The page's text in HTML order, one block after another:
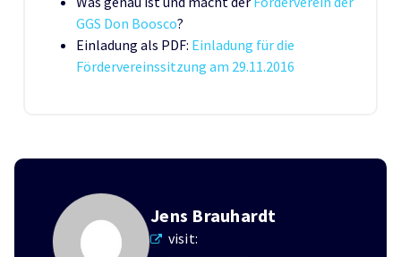
GGS Don Boosco?
Einladung als PDF: Einladung für die
Fördervereinssitzung am 29.11.2016
Jens Brauhardt
visit: